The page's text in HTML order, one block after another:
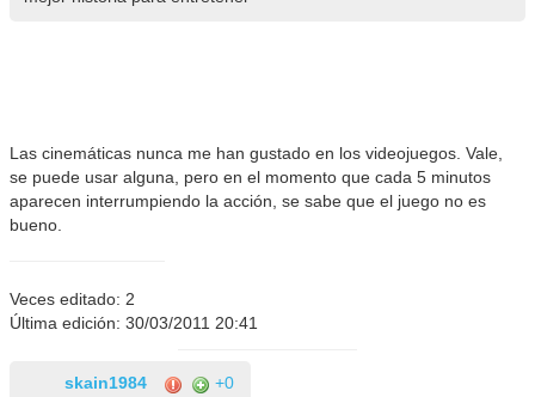
Las cinemáticas nunca me han gustado en los videojuegos. Vale,
se puede usar alguna, pero en el momento que cada 5 minutos
aparecen interrumpiendo la acción, se sabe que el juego no es
bueno.
Veces editado: 2
Última edición: 30/03/2011 20:41
skain1984 +0